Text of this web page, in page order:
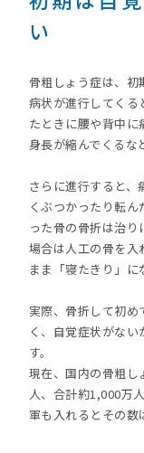
い
骨粗しょう症は、
病状が進行してくる
たときに腰や背中に
身長が縮んでくるな
さらに進行すると
くぶつかったり転
った骨の骨折は治
場合は人工の骨を入
まま「寝たきり」に
実際、骨折して初め
く、自覚症状がな
す。
現在、国内の骨粗し
人、合計約1,000万
軍も入れるとその数